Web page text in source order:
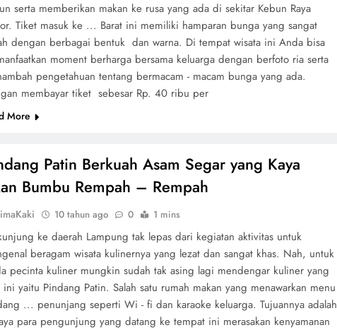
serta memberikan makan ke rusa yang ada di sekitar Kebun Raya
Tiket masuk ke ... Barat ini memiliki hamparan bunga yang sangat
dengan berbagai bentuk dan warna. Di tempat wisata ini Anda bisa
moment berharga bersama keluarga dengan berfoto ria serta
pengetahuan tentang bermacam - macam bunga yang ada.
membayar tiket sebesar Rp. 40 ribu per
More
Patin Berkuah Asam Segar yang Kaya
Bumbu Rempah – Rempah
10 tahun ago 0 1 mins
ke daerah Lampung tak lepas dari kegiatan aktivitas untuk
beragam wisata kulinernya yang lezat dan sangat khas. Nah, untuk
pecinta kuliner mungkin sudah tak asing lagi mendengar kuliner yang
ini yaitu Pindang Patin. Salah satu rumah makan yang menawarkan menu
... penunjang seperti Wi - fi dan karaoke keluarga. Tujuannya adalah
para pengunjung yang datang ke tempat ini merasakan kenyamanan